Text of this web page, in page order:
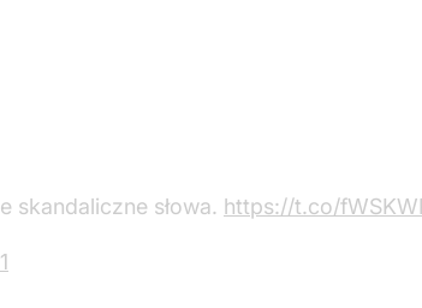
skandaliczne słowa. https://t.co/